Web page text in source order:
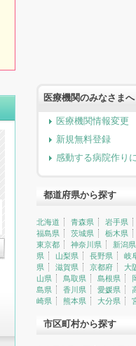
医療機関のみなさまへ
医療機関情報変更
新規無料登録
感動する病院作り
都道府県から探す
北海道 青森県 岩手県
福島県
茨城県 栃木県
東京都
神奈川県 新潟県
県
山梨県 長野県 岐
県
滋賀県 京都府 大
山県
鳥取県 島根県
島県
香川県 愛媛県
崎県
熊本県 大分県
市区町村から探す